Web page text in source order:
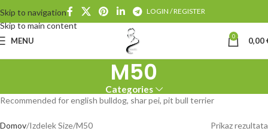
Skip to navigation
Skip to main content
LOGIN / REGISTER
MENU 0 0,00
M50
Categories
Recommended for english bulldog, shar pei, pit bull terrier
Domov Izdelek Size M50 Prikaz rezultata